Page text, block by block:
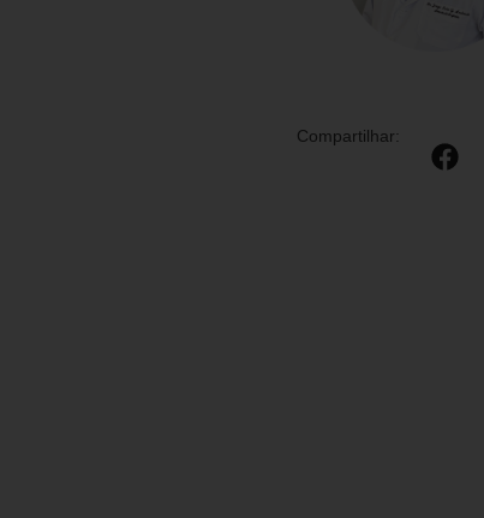
Compartilhar: